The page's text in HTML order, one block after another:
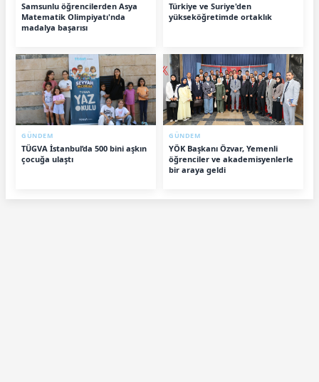
Samsunlu öğrencilerden Asya
Matematik Olimpiyatı'nda
madalya başarısı
Türkiye ve Suriye'den
yükseköğretimde ortaklık
GÜNDEM
TÜGVA İstanbul’da 500 bini aşkın
çocuğa ulaştı
GÜNDEM
YÖK Başkanı Özvar, Yemenli
öğrenciler ve akademisyenlerle
bir araya geldi